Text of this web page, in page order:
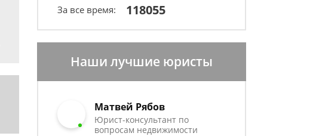
За все время: 118055
Наши лучшие юристы
Матвей Рябов
Юрист-консультант по
вопросам недвижимости